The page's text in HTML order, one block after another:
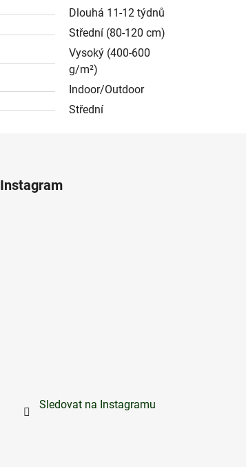
Dlouhá 11-12 týdnů
Střední (80-120 cm)
Vysoký (400-600
g/m²)
Indoor/Outdoor
Střední
Instagram
Sledovat na Instagramu